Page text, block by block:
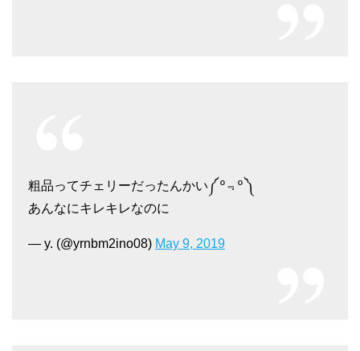
粗品ってチェリーだったんかい༼ º﹃º ༽
あんなにキレキレなのに
— y. (@yrnbm2ino08) May 9, 2019